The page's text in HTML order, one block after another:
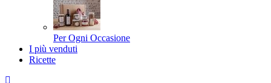
Per Ogni Occasione
I più venduti
Ricette